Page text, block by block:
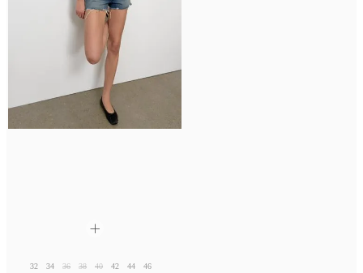
32 34 36 38 40 42 44 46